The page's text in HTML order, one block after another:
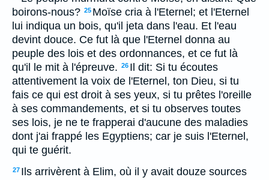
boirons-nous? 25 Moïse cria à l'Eternel; et l'Eternel
lui indiqua un bois, qu'il jeta dans l'eau. Et l'eau
devint douce. Ce fut là que l'Eternel donna au
peuple des lois et des ordonnances, et ce fut là
qu'il le mit à l'épreuve. 26 Il dit: Si tu écoutes
attentivement la voix de l'Eternel, ton Dieu, si tu
fais ce qui est droit à ses yeux, si tu prêtes l'oreille
à ses commandements, et si tu observes toutes
ses lois, je ne te frapperai d'aucune des maladies
dont j'ai frappé les Egyptiens; car je suis l'Eternel,
qui te guérit.
27 Ils arrivèrent à Elim, où il y avait douze sources